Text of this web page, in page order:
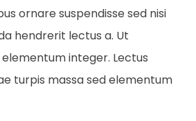
ornare suspendisse sed nisi
hendrerit lectus a. Ut
integer. Lectus
turpis massa sed elementum